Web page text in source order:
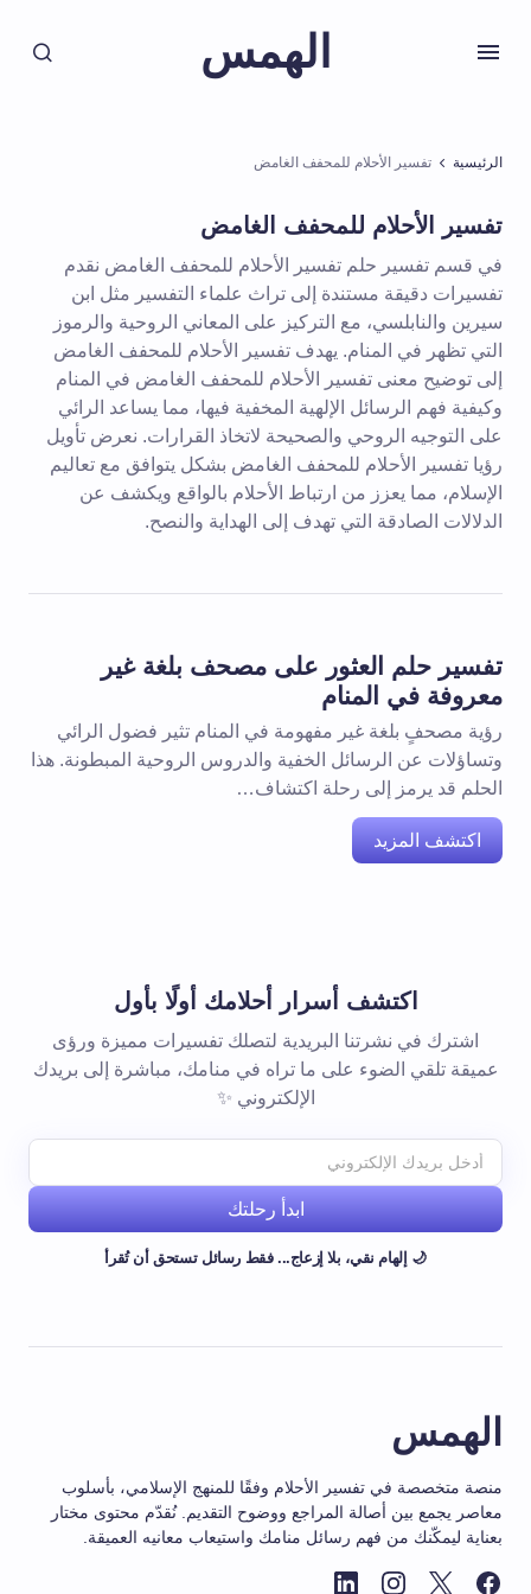
الهمس
الرئيسية تفسير الأحلام للمحفف الغامض
تفسير الأحلام للمحفف الغامض
في قسم تفسير حلم تفسير الأحلام للمحفف الغامض نقدم
تفسيرات دقيقة مستندة إلى تراث علماء التفسير مثل ابن
سيرين والنابلسي، مع التركيز على المعاني الروحية والرموز
التي تظهر في المنام. يهدف تفسير الأحلام للمحفف الغامض
إلى توضيح معنى تفسير الأحلام للمحفف الغامض في المنام
وكيفية فهم الرسائل الإلهية المخفية فيها، مما يساعد الرائي
على التوجيه الروحي والصحيحة لاتخاذ القرارات. نعرض تأويل
رؤيا تفسير الأحلام للمحفف الغامض بشكل يتوافق مع تعاليم
الإسلام، مما يعزز من ارتباط الأحلام بالواقع ويكشف عن
الدلالات الصادقة التي تهدف إلى الهداية والنصح.
تفسير حلم العثور على مصحف بلغة غير
معروفة في المنام
رؤية مصحفٍ بلغة غير مفهومة في المنام تثير فضول الرائي
وتساؤلات عن الرسائل الخفية والدروس الروحية المبطونة. هذا
الحلم قد يرمز إلى رحلة اكتشاف…
اكتشف المزيد
اكتشف أسرار أحلامك أولًا بأول
اشترك في نشرتنا البريدية لتصلك تفسيرات مميزة ورؤى
عميقة تلقي الضوء على ما تراه في منامك، مباشرة إلى بريدك
الإلكتروني ✨
ابدأ رحلتك
🌙 إلهام نقي، بلا إزعاج... فقط رسائل تستحق أن تُقرأ
الهمس
منصة متخصصة في تفسير الأحلام وفقًا للمنهج الإسلامي، بأسلوب
معاصر يجمع بين أصالة المراجع ووضوح التقديم. نُقدّم محتوى مختار
بعناية ليمكّنك من فهم رسائل منامك واستيعاب معانيه العميقة.